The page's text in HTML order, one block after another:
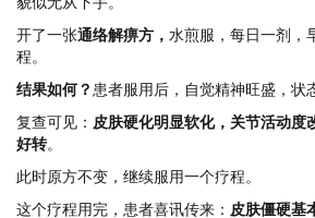
开了一张通络解痹方， 水煎服，每日一剂，
程。
结果如何？患者服用后，自觉精神旺盛，状
复查可见： 皮肤硬化明显软化，关节活动度
好转。
此时原方不变，继续服用一个疗程。
这个疗程用完，患者喜讯传来： 皮肤僵硬基